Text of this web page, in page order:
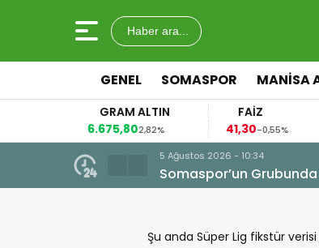
Haber ara...
GENEL SOMASPOR MANISA
GRAM ALTIN
6.675,802,82%
FAİZ
41,30-0,55%
Şu anda Süper Lig fikstür